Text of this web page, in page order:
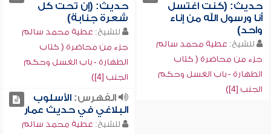
حديث: (كنت اغتسل
أنا ورسول الله من إناء
واحد)
للشيخ: عطية محمد سالم
جزء من محاضرة ( كتاب
الطهارة - باب الغسل وحكم
الجنب [4])
حديث: (إن تحت كل
شعرة جنابة)
للشيخ: عطية محمد سالم
جزء من محاضرة ( كتاب
الطهارة - باب الغسل وحكم
الجنب [4])
الفهرس:الأسلوب
البلاغي في حديث عمار
للشيخ: عطية محمد سالم